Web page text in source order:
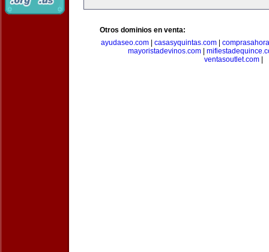
Otros dominios en venta:
ayudaseo.com
casasyquintas.com
mayoristadevinos.com
ventasoutlet.com